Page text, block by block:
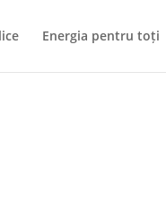
Energia pentru toți